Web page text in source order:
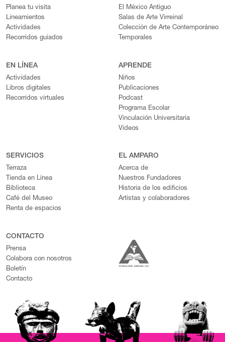
Planea tu visita
Lineamientos
Actividades
Recorridos guiados
El México Antiguo
Salas de Arte Virreinal
Colección de Arte Contemporáneo
Temporales
EN LÍNEA
Actividades
Libros digitales
Recorridos virtuales
APRENDE
Niños
Publicaciones
Podcast
Programa Escolar
Vinculación Universitaria
Videos
SERVICIOS
Terraza
Tienda en Línea
Biblioteca
Café del Museo
Renta de espacios
EL AMPARO
Acerca de
Nuestros Fundadores
Historia de los edificios
Artistas y colaboradores
CONTACTO
Prensa
Colabora con nosotros
Boletín
Contacto